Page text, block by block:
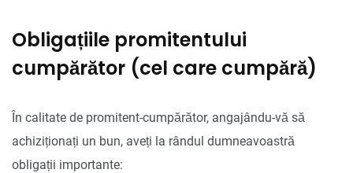
Obligațiile promitentului
cumpărător (cel care cumpără)
În calitate de promitent-cumpărător, angajându-vă să
achiziționați un bun, aveți la rândul dumneavoastră
obligații importante: